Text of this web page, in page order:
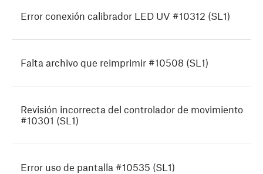
Error conexión calibrador LED UV #10312 (SL1)
Falta archivo que reimprimir #10508 (SL1)
Revisión incorrecta del controlador de movimiento
#10301 (SL1)
Error uso de pantalla #10535 (SL1)